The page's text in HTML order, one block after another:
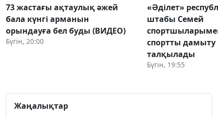
73 жастағы ақтаулық әжей
бала күнгі арманын
орындауға бел буды (ВИДЕО)
Бүгін, 20:00
«Әділет»
штабы Семей
спортты дамыту
талқылады
Бүгін, 19:55
Жаңалықтар